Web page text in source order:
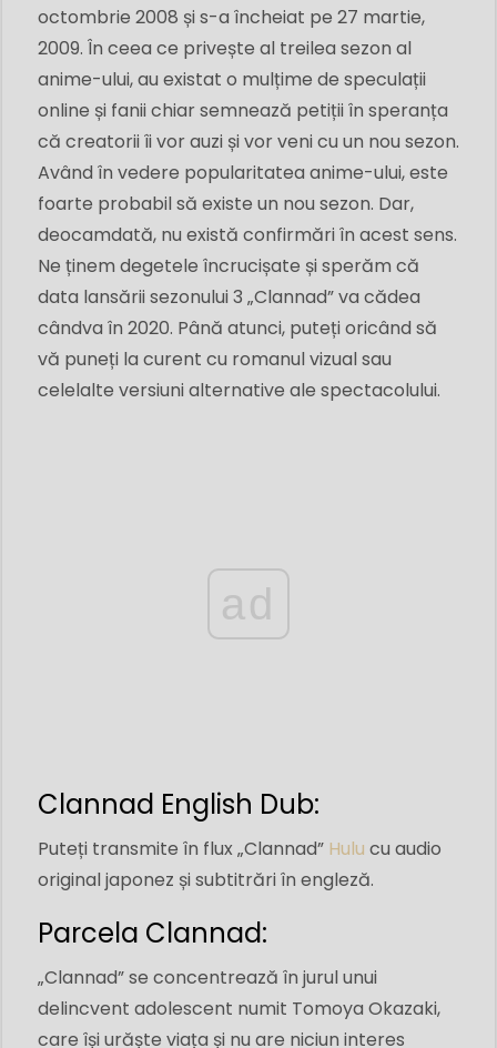
octombrie 2008 și s-a încheiat pe 27 martie,
2009. În ceea ce privește al treilea sezon al
anime-ului, au existat o mulțime de speculații
online și fanii chiar semnează petiții în speranța
că creatorii îi vor auzi și vor veni cu un nou sezon.
Având în vedere popularitatea anime-ului, este
foarte probabil să existe un nou sezon. Dar,
deocamdată, nu există confirmări în acest sens.
Ne ținem degetele încrucișate și sperăm că
data lansării sezonului 3 „Clannad” va cădea
cândva în 2020. Până atunci, puteți oricând să
vă puneți la curent cu romanul vizual sau
celelalte versiuni alternative ale spectacolului.
ad
Clannad English Dub:
Puteți transmite în flux „Clannad” Hulu cu audio
original japonez și subtitrări în engleză.
Parcela Clannad:
„Clannad” se concentrează în jurul unui
delincvent adolescent numit Tomoya Okazaki,
care își urăște viața și nu are niciun interes